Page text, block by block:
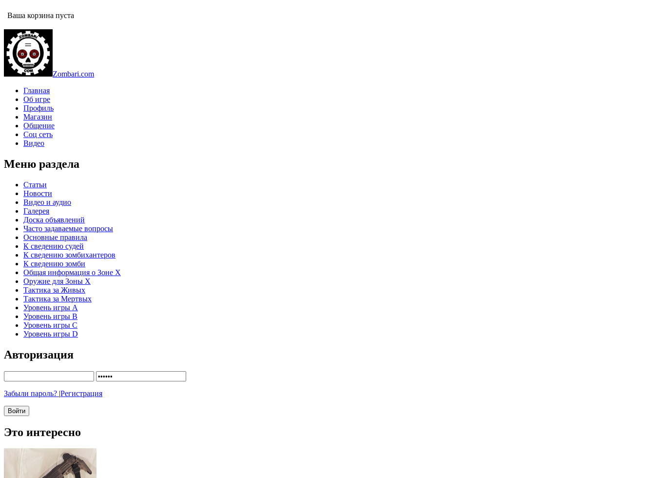
Ваша корзина пуста
Zombari.com
Главная
Об игре
Профиль
Магазин
Общение
Соц сеть
Видео
Меню раздела
Статьи
Новости
Видео и аудио
Галерея
Доска объявлений
Часто задаваемые вопросы
Основные правила
К сведению судей
К сведению зомбихантеров
К сведению зомби
Общая информация о Зоне Х
Оружие для Зоны Х
Тактика за Живых
Тактика за Мертвых
Уровень игры А
Уровень игры В
Уровень игры С
Уровень игры D
Авторизация
Забыли пароль? |Регистрация
Это интересно